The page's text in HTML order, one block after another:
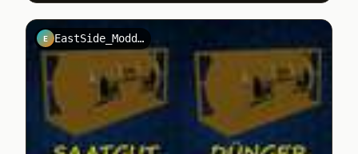
E EastSide_Modding